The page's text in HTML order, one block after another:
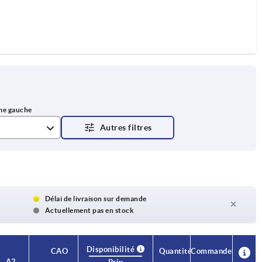
Délai de livraison sur demande
Actuellement pas en stock
CAO
Disponibilité
QuantitéCommander
CAO
Disponibilité
QuantitéCommander